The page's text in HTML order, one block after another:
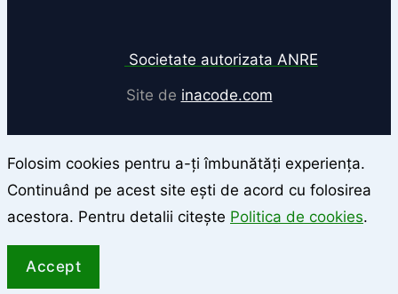
Societate autorizata ANRE
Site de inacode.com
Folosim cookies pentru a-ți îmbunătăți experiența.
Continuând pe acest site ești de acord cu folosirea
acestora. Pentru detalii citește Politica de cookies.
Accept